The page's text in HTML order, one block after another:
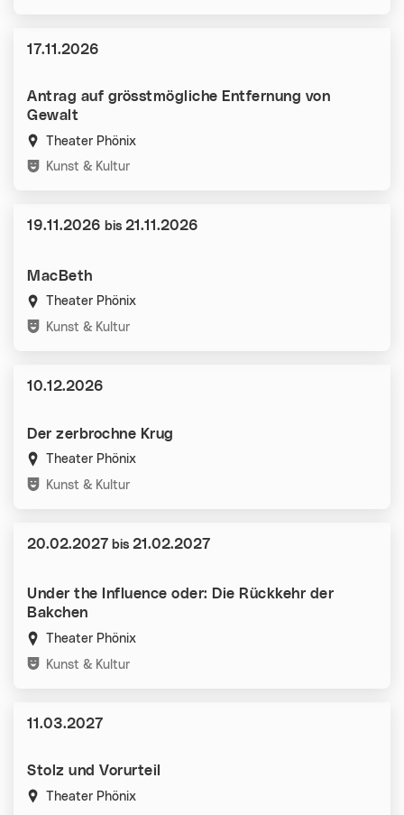
Antrag auf grösstmögliche Entfernung von
Gewalt
Theater Phönix
Kategorien:
Kunst & Kultur
Datum:
17.11.2026
MacBeth
Theater Phönix
Kategorien:
Kunst & Kultur
Datum:
19.11.2026 bis 21.11.2026
Der zerbrochne Krug
Theater Phönix
Kategorien:
Kunst & Kultur
Datum:
10.12.2026
Under the Influence oder: Die Rückkehr der
Bakchen
Theater Phönix
Kategorien:
Kunst & Kultur
Datum:
20.02.2027 bis 21.02.2027
Stolz und Vorurteil
Theater Phönix
Datum:
11.03.2027